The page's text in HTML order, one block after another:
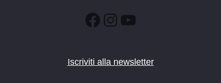
Facebook
Instagram
YouTube
Iscriviti alla newsletter